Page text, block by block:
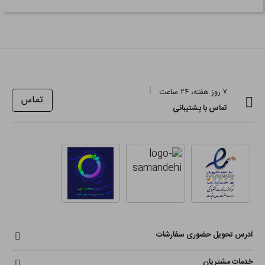
۷ روز هفته، ۲۴ ساعت
تماس با پشتیبانی
تماس
آدرس تحویل حضوری سفارشات
خدمات مشتریان